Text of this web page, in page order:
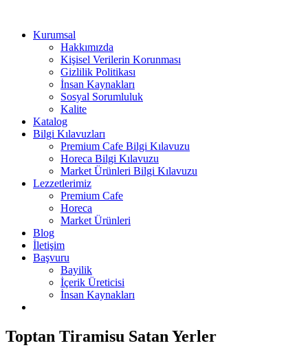
Kurumsal
Hakkımızda
Kişisel Verilerin Korunması
Gizlilik Politikası
İnsan Kaynakları
Sosyal Sorumluluk
Kalite
Katalog
Bilgi Kılavuzları
Premium Cafe Bilgi Kılavuzu
Horeca Bilgi Kılavuzu
Market Ürünleri Bilgi Kılavuzu
Lezzetlerimiz
Premium Cafe
Horeca
Market Ürünleri
Blog
İletişim
Başvuru
Bayilik
İçerik Üreticisi
İnsan Kaynakları
Toptan Tiramisu Satan Yerler